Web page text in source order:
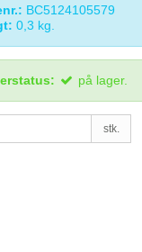
BC5124105579
0,3 kg.
på lager.
stk.